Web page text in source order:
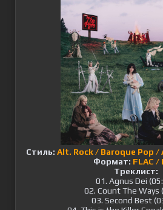
Стиль: Alt. Rock / Baroque Pop /
Формат: FLAC /
Треклист:
01. Agnus Dei
02. Count The Ways
03. Second Best